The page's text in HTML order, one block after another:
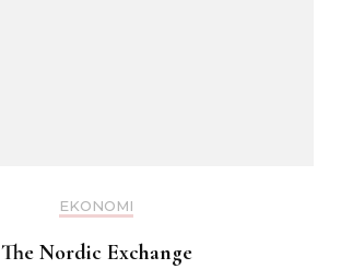
EKONOMI
The Nordic Exchange